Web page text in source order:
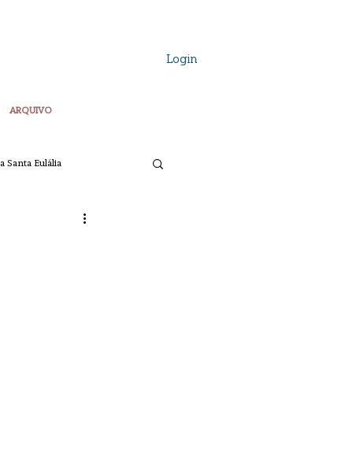
Login
ARQUIVO
Santa Eulália